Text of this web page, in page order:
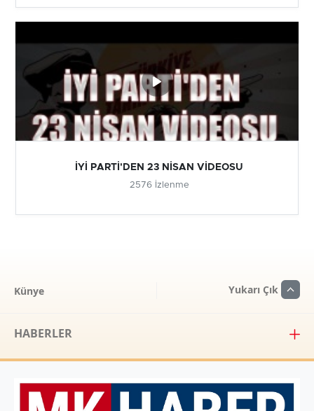
İYİ PARTİ'DEN 23 NİSAN VİDEOSU
2576 İzlenme
Künye Yukarı Çık
HABERLER